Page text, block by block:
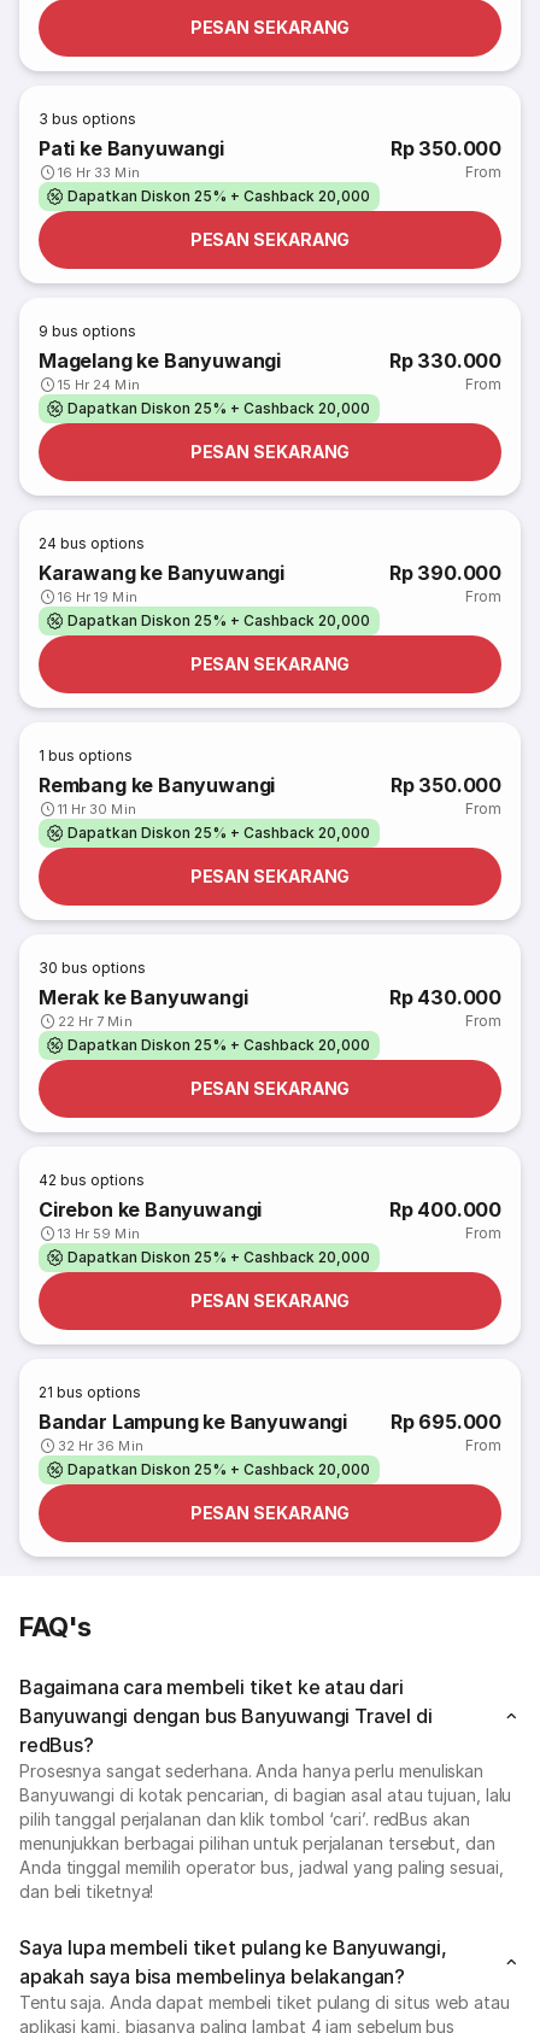
PESAN SEKARANG
3 bus options
Pati ke Banyuwangi
16 Hr 33 Min
Rp 350.000
From
Dapatkan Diskon 25% + Cashback 20,000
PESAN SEKARANG
9 bus options
Magelang ke Banyuwangi
15 Hr 24 Min
Rp 330.000
From
Dapatkan Diskon 25% + Cashback 20,000
PESAN SEKARANG
24 bus options
Karawang ke Banyuwangi
16 Hr 19 Min
Rp 390.000
From
Dapatkan Diskon 25% + Cashback 20,000
PESAN SEKARANG
1 bus options
Rembang ke Banyuwangi
11 Hr 30 Min
Rp 350.000
From
Dapatkan Diskon 25% + Cashback 20,000
PESAN SEKARANG
30 bus options
Merak ke Banyuwangi
22 Hr 7 Min
Rp 430.000
From
Dapatkan Diskon 25% + Cashback 20,000
PESAN SEKARANG
42 bus options
Cirebon ke Banyuwangi
13 Hr 59 Min
Rp 400.000
From
Dapatkan Diskon 25% + Cashback 20,000
PESAN SEKARANG
21 bus options
Bandar Lampung ke Banyuwangi
32 Hr 36 Min
Rp 695.000
From
Dapatkan Diskon 25% + Cashback 20,000
PESAN SEKARANG
FAQ's
Bagaimana cara membeli tiket ke atau dari
Banyuwangi dengan bus Banyuwangi Travel di
redBus?
Prosesnya sangat sederhana. Anda hanya perlu menuliskan
Banyuwangi di kotak pencarian, di bagian asal atau tujuan, lalu
pilih tanggal perjalanan dan klik tombol ‘cari’. redBus akan
menunjukkan berbagai pilihan untuk perjalanan tersebut, dan
Anda tinggal memilih operator bus, jadwal yang paling sesuai,
dan beli tiketnya!
Saya lupa membeli tiket pulang ke Banyuwangi,
apakah saya bisa membelinya belakangan?
Tentu saja. Anda dapat membeli tiket pulang di situs web atau
aplikasi kami, biasanya paling lambat 4 jam sebelum bus